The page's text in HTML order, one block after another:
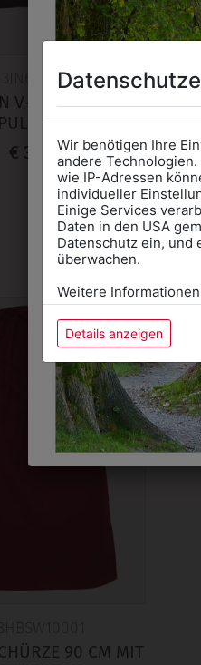
3JN659002
V-AUSSCHNITT
PULLOVER
€ 39,90
90 CM MIT
Wir benötigen Ihre
andere
wie IP-Adressen
individueller
Einige Services
Daten in den USA
Datenschutz ein, und
überwachen.
Weitere
Details anzeigen